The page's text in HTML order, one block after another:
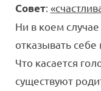
Совет:
Ни в коем
отказывать
Что касается
существуют